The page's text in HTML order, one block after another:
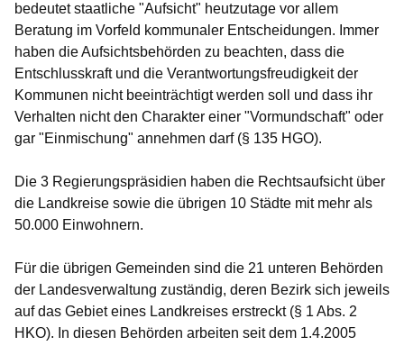
bedeutet staatliche "Aufsicht" heutzutage vor allem
Beratung im Vorfeld kommunaler Entscheidungen. Immer
haben die Aufsichtsbehörden zu beachten, dass die
Entschlusskraft und die Verantwortungsfreudigkeit der
Kommunen nicht beeinträchtigt werden soll und dass ihr
Verhalten nicht den Charakter einer "Vormundschaft" oder
gar "Einmischung" annehmen darf (§ 135 HGO).
Die 3 Regierungspräsidien haben die Rechtsaufsicht über
die Landkreise sowie die übrigen 10 Städte mit mehr als
50.000 Einwohnern.
Für die übrigen Gemeinden sind die 21 unteren Behörden
der Landesverwaltung zuständig, deren Bezirk sich jeweils
auf das Gebiet eines Landkreises erstreckt (§ 1 Abs. 2
HKO). In diesen Behörden arbeiten seit dem 1.4.2005